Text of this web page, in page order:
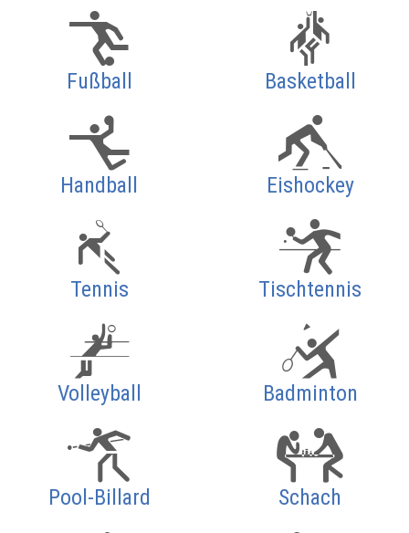
Fußball Basketball
Handball Eishockey
Tennis Tischtennis
Volleyball Badminton
Pool-Billard Schach